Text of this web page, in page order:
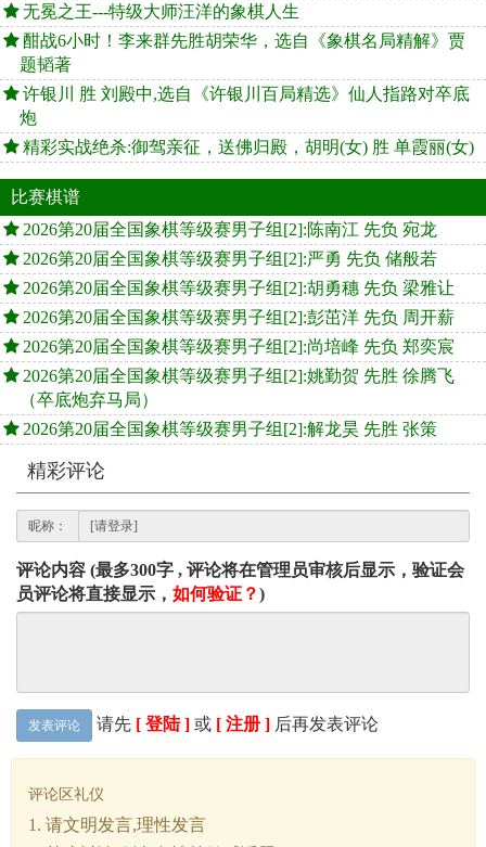
无冕之王---特级大师汪洋的象棋人生
酣战6小时！李来群先胜胡荣华，选自《象棋名局精解》贾
题韬著
许银川 胜 刘殿中,选自《许银川百局精选》仙人指路对卒底
炮
精彩实战绝杀:御驾亲征，送佛归殿，胡明(女) 胜 单霞丽(女)
比赛棋谱
2026第20届全国象棋等级赛男子组[2]:陈南江 先负 宛龙
2026第20届全国象棋等级赛男子组[2]:严勇 先负 储般若
2026第20届全国象棋等级赛男子组[2]:胡勇穗 先负 梁雅让
2026第20届全国象棋等级赛男子组[2]:彭茁洋 先负 周开薪
2026第20届全国象棋等级赛男子组[2]:尚培峰 先负 郑奕宸
2026第20届全国象棋等级赛男子组[2]:姚勤贺 先胜 徐腾飞
（卒底炮弃马局）
2026第20届全国象棋等级赛男子组[2]:解龙昊 先胜 张策
精彩评论
昵称：
评论内容 (最多300字 , 评论将在管理员审核后显示，验证会
员评论将直接显示， 如何验证？)
发表评论 请先 [ 登陆 ] 或 [ 注册 ] 后再发表评论
评论区礼仪
1. 请文明发言,理性发言